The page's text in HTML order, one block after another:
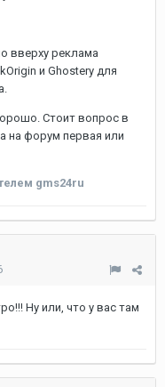
вверху реклама
и Ghostery для
Стоит вопрос в
на форум первая или
gms24ru
Ну или, что у вас там